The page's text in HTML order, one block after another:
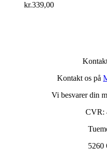
kr.339,00
Kontakt os på
Vi besvarer din
CVR:
5260